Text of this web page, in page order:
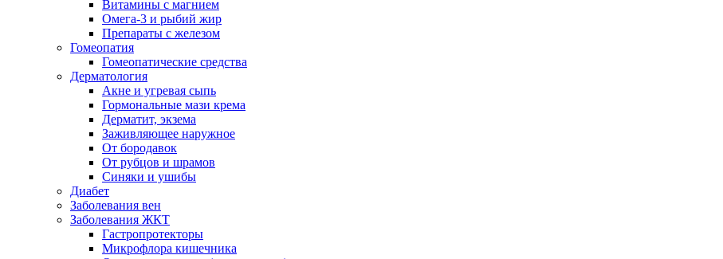
Витамины с магнием
Омега-3 и рыбий жир
Препараты с железом
Гомеопатия
Гомеопатические средства
Дерматология
Акне и угревая сыпь
Гормональные мази крема
Дерматит, экзема
Заживляющее наружное
От бородавок
От рубцов и шрамов
Синяки и ушибы
Диабет
Заболевания вен
Заболевания ЖКТ
Гастропротекторы
Микрофлора кишечника